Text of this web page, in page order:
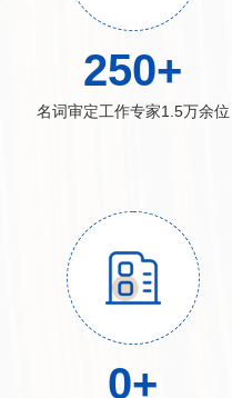
250+
名词审定工作专家1.5万余位
0+